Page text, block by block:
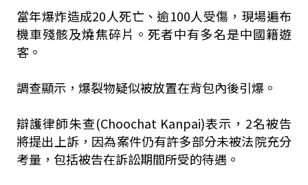
當年爆炸造成20人死亡、逾100人受傷，現場遍布
機車殘骸及燒焦碎片。死者中有多名是中國籍遊
客。
調查顯示，爆裂物疑似被放置在背包內後引爆。
辯護律師朱查(Choochat Kanpai)表示，2名被告
將提出上訴，因為案件仍有許多部分未被法院充分
考量，包括被告在訴訟期間所受的待遇。